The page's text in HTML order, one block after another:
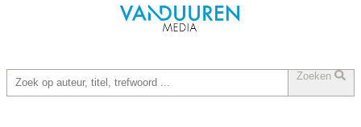
Zoeken